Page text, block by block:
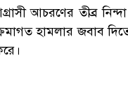
আচরণের তীব্র
হামলার জবাব